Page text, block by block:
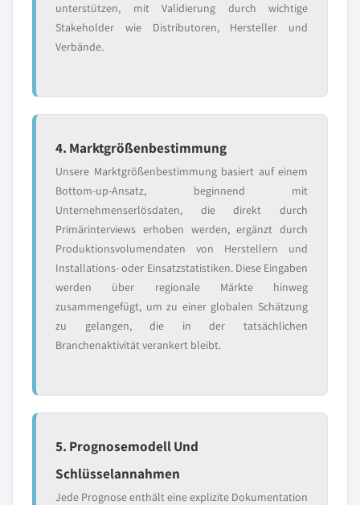
unterstützen, mit Validierung durch wichtige
Stakeholder wie Distributoren, Hersteller und
Verbände.
4. Marktgrößenbestimmung
Unsere Marktgrößenbestimmung basiert auf einem
Bottom-up-Ansatz, beginnend mit
Unternehmenserlösdaten, die direkt durch
Primärinterviews erhoben werden, ergänzt durch
Produktionsvolumendaten von Herstellern und
Installations- oder Einsatzstatistiken. Diese Eingaben
werden über regionale Märkte hinweg
zusammengefügt, um zu einer globalen Schätzung
zu gelangen, die in der tatsächlichen
Branchenaktivität verankert bleibt.
5. Prognosemodell Und
Schlüsselannahmen
Jede Prognose enthält eine explizite Dokumentation